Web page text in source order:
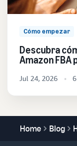
Cómo empezar
Descubra
Amazon FBA
Jul 24, 2026
Home Blog